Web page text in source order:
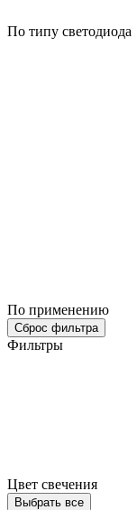
По типу светодиода
По применению
Сброс фильтра
Фильтры
Цвет свечения
Выбрать все